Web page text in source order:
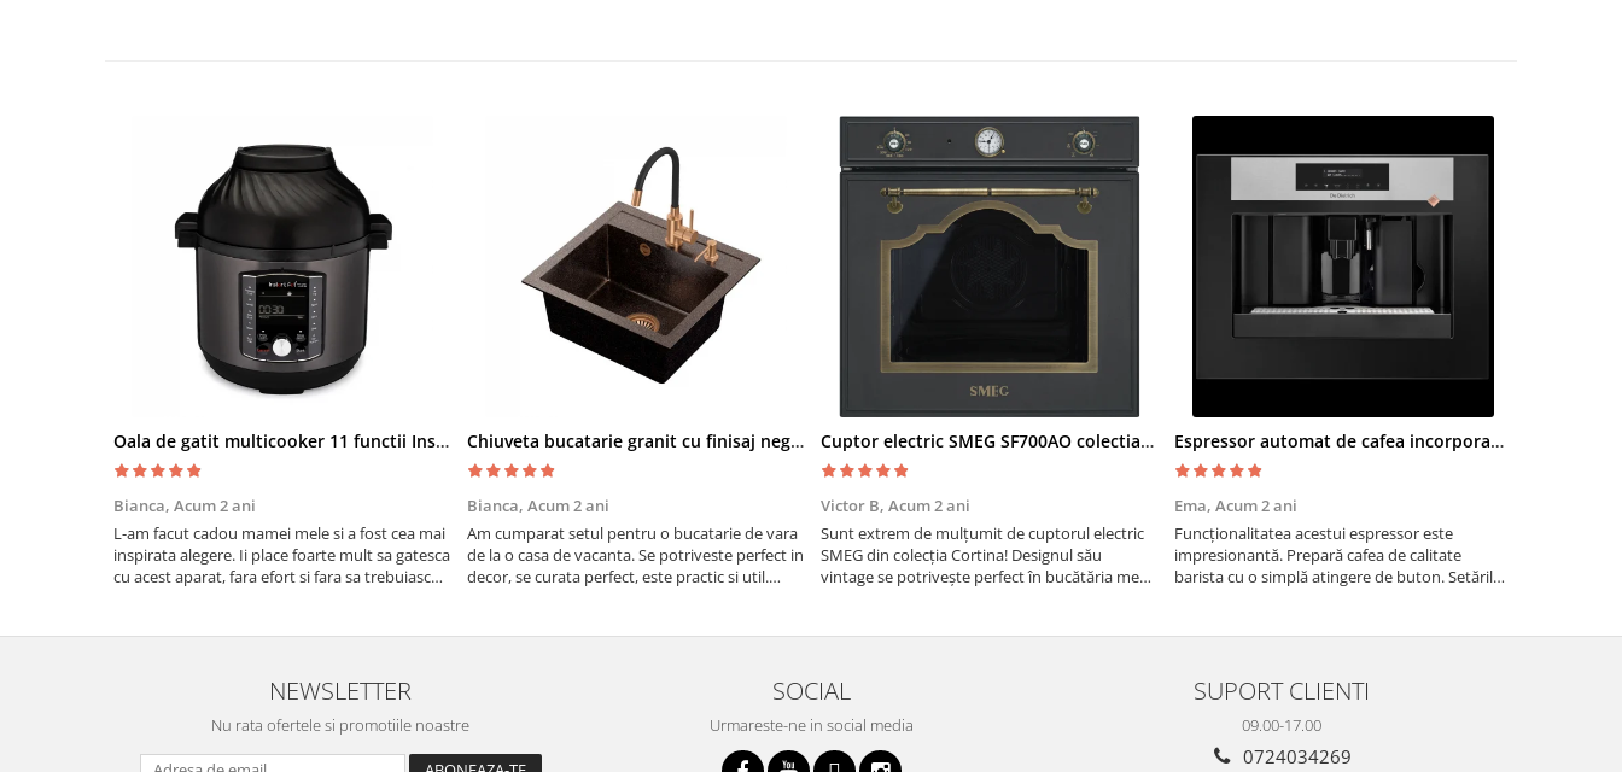
Oala de gatit multicooker 11 functii Instant Pot Pro Crisp 8 + Air Fryer 7.6 lt
Bianca, Acum 2 ani
L-am facut cadou mamei mele si a fost cea mai
inspirata alegere. Ii place foarte mult sa gatesca
cu acest aparat, fara efort si fara sa trebuiasca
Chiuveta bucatarie granit cu finisaj negru perlat/cupru Steingran Art Copper cu dozator si baterie Quadron
Bianca, Acum 2 ani
Am cumparat setul pentru o bucatarie de vara
de la o casa de vacanta. Se potriveste perfect in
decor, se curata perfect, este practic si util.
Cuptor electric SMEG SF700AO colectia Cortina
Victor B, Acum 2 ani
Sunt extrem de mulțumit de cuptorul electric
SMEG din colecția Cortina! Designul său
vintage se potrivește perfect în bucătăria mea,
Espressor automat de cafea incorporabil De Dietrich Platinum
Ema, Acum 2 ani
Funcționalitatea acestui espressor este
impresionantă. Prepară cafea de calitate
barista cu o simplă atingere de buton. Setările
pentru a sa...
gospodărie!
NEWSLETTER
Nu rata ofertele si promotiile noastre
SOCIAL
Urmareste-ne in social media
SUPORT CLIENTI
09.00-17.00
0724034269